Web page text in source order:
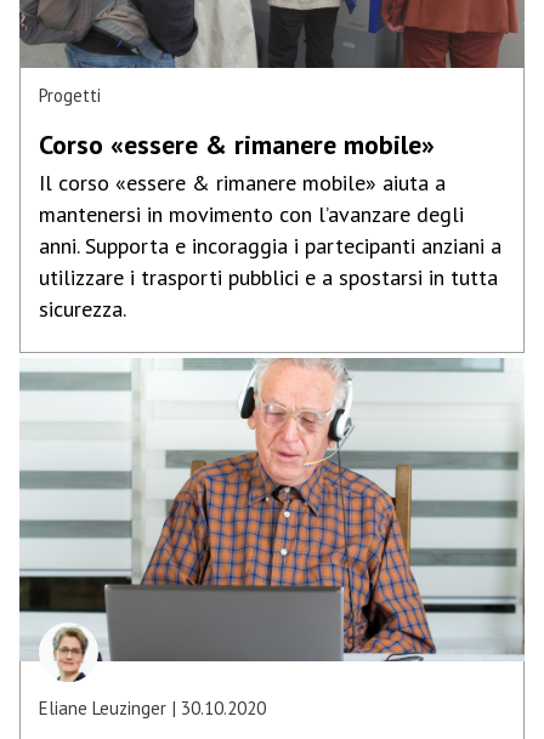
Progetti
Corso «essere & rimanere mobile»
Il corso «essere & rimanere mobile» aiuta a
mantenersi in movimento con l’avanzare degli
anni. Supporta e incoraggia i partecipanti anziani a
utilizzare i trasporti pubblici e a spostarsi in tutta
sicurezza.
Eliane Leuzinger 30.10.2020